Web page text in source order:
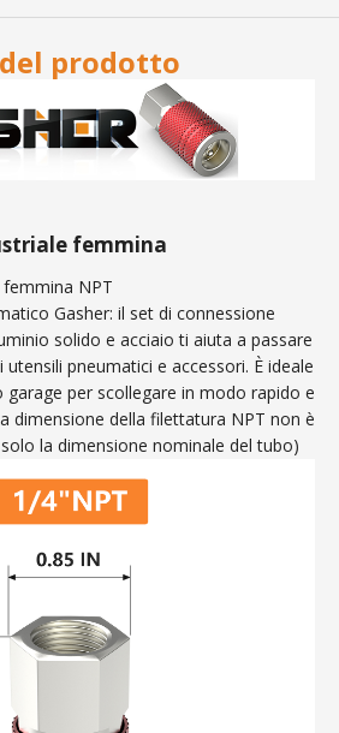
prodotto
femmina
NPT
Gasher: il set di connessione
solido e acciaio ti aiuta a passare
pneumatici e accessori. È ideale
garage per scollegare in modo rapido e
dimensione della filettatura NPT non è
la dimensione nominale del tubo)